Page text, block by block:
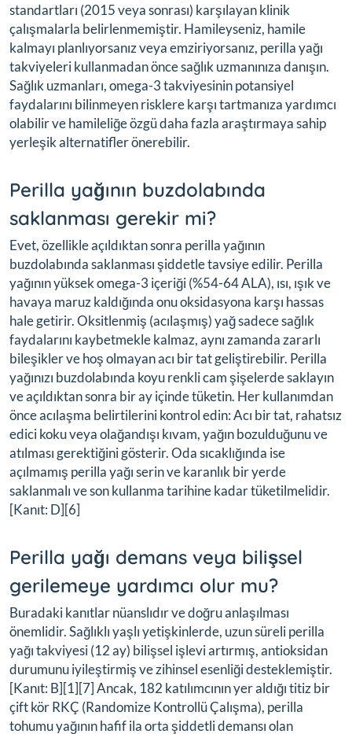
standartları (2015 veya sonrası) karşılayan klinik
çalışmalarla belirlenmemiştir. Hamileyseniz, hamile
kalmayı planlıyorsanız veya emziriyorsanız, perilla yağı
takviyeleri kullanmadan önce sağlık uzmanınıza danışın.
Sağlık uzmanları, omega-3 takviyesinin potansiyel
faydalarını bilinmeyen risklere karşı tartmanıza yardımcı
olabilir ve hamileliğe özgü daha fazla araştırmaya sahip
yerleşik alternatifler önerebilir.
Perilla yağının buzdolabında
saklanması gerekir mi?
Evet, özellikle açıldıktan sonra perilla yağının
buzdolabında saklanması şiddetle tavsiye edilir. Perilla
yağının yüksek omega-3 içeriği (%54-64 ALA), ısı, ışık ve
havaya maruz kaldığında onu oksidasyona karşı hassas
hale getirir. Oksitlenmiş (acılaşmış) yağ sadece sağlık
faydalarını kaybetmekle kalmaz, aynı zamanda zararlı
bileşikler ve hoş olmayan acı bir tat geliştirebilir. Perilla
yağınızı buzdolabında koyu renkli cam şişelerde saklayın
ve açıldıktan sonra bir ay içinde tüketin. Her kullanımdan
önce acılaşma belirtilerini kontrol edin: Acı bir tat, rahatsız
edici koku veya olağandışı kıvam, yağın bozulduğunu ve
atılması gerektiğini gösterir. Oda sıcaklığında ise
açılmamış perilla yağı serin ve karanlık bir yerde
saklanmalı ve son kullanma tarihine kadar tüketilmelidir.
[Kanıt: D][6]
Perilla yağı demans veya bilişsel
gerilemeye yardımcı olur mu?
Buradaki kanıtlar nüanslıdır ve doğru anlaşılması
önemlidir. Sağlıklı yaşlı yetişkinlerde, uzun süreli perilla
yağı takviyesi (12 ay) bilişsel işlevi artırmış, antioksidan
durumunu iyileştirmiş ve zihinsel esenliği desteklemiştir.
[Kanıt: B][1][7] Ancak, 182 katılımcının yer aldığı titiz bir
çift kör RKÇ (Randomize Kontrollü Çalışma), perilla
tohumu yağının hafif ila orta şiddetli demansı olan